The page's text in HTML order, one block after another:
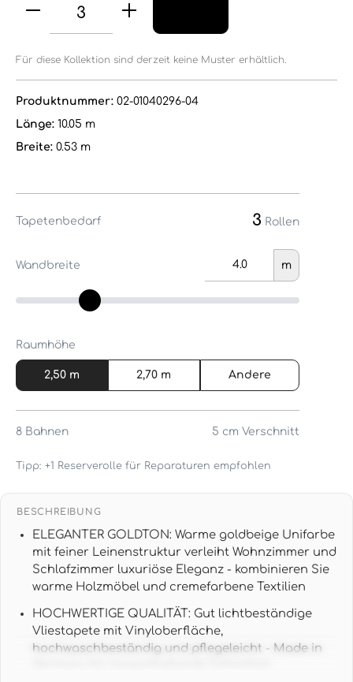
Für diese Kollektion sind derzeit keine Muster erhältlich.
Produktnummer: 02-01040296-04
Länge: 10.05 m
Breite: 0.53 m
Tapetenbedarf 3 Rollen
Wandbreite m
Raumhöhe
2,50 m 2,70 m Andere
8 Bahnen 5 cm Verschnitt
Tipp: +1 Reserverolle für Reparaturen empfohlen
BESCHREIBUNG
ELEGANTER GOLDTON: Warme goldbeige Unifarbe
mit feiner Leinenstruktur verleiht Wohnzimmer und
Schlafzimmer luxuriöse Eleganz - kombinieren Sie
warme Holzmöbel und cremefarbene Textilien
HOCHWERTIGE QUALITÄT: Gut lichtbeständige
Vliestapete mit Vinyloberfläche,
hochwaschbeständig und pflegeleicht - Made in